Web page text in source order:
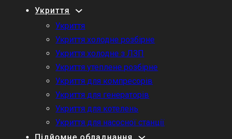
Укриття
Укриття
Укриття холодне розбірне
Укриття холодне з ЛЗП
Укриття утеплене розбірне
Укриття для компресорів
Укриття для генераторів
Укриття для котелень
Укриття для насосної станції